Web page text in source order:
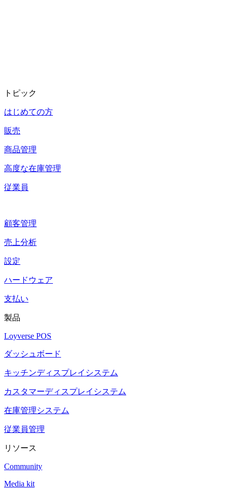
トピック
はじめての方
販売
商品管理
高度な在庫管理
従業員
顧客管理
売上分析
設定
ハードウェア
支払い
製品
Loyverse POS
ダッシュボード
キッチンディスプレイシステム
カスタマーディスプレイシステム
在庫管理システム
従業員管理
リソース
Community
Media kit